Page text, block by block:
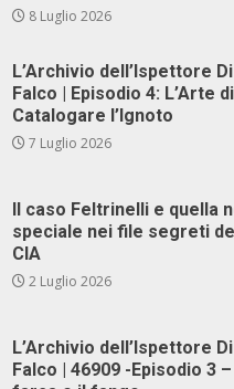
8 Luglio 2026
L’Archivio dell’Ispettore Di
Falco | Episodio 4: L’Arte di
Catalogare l’Ignoto
7 Luglio 2026
Il caso Feltrinelli e quella
speciale nei file segreti
CIA
2 Luglio 2026
L’Archivio dell’Ispettore Di
Falco | 46909 -Episodio 3